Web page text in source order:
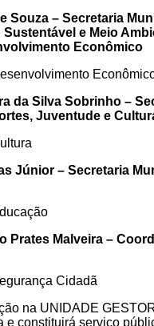
Souza – Secretaria
e Meio
Econômico
da Silva Sobrinho –
Juventude e
Júnior – Secretaria
Prates Malveira –
Cidadã
na UNIDADE
e constituirá serviço